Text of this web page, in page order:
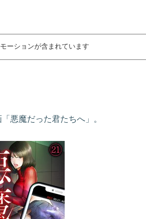
ーションが含まれています
悪魔だった君たちへ」。